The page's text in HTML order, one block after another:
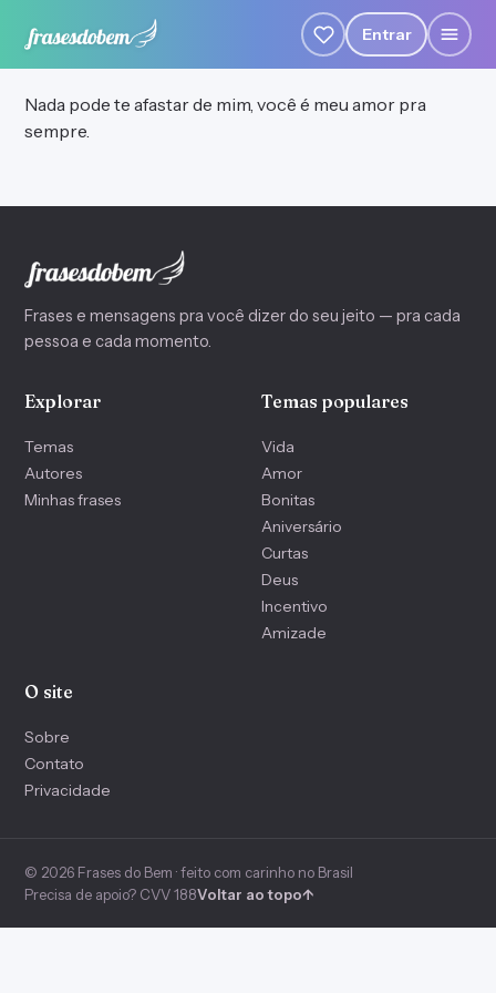
Entrar
Nada pode te afastar de mim, você é meu amor pra
sempre.
Frases e mensagens pra você dizer do seu jeito — pra cada
pessoa e cada momento.
Explorar
Temas
Autores
Minhas frases
Temas populares
Vida
Amor
Bonitas
Aniversário
Curtas
Deus
Incentivo
Amizade
O site
Sobre
Contato
Privacidade
© 2026 Frases do Bem · feito com carinho no Brasil
Precisa de apoio? CVV 188Voltar ao topo↑